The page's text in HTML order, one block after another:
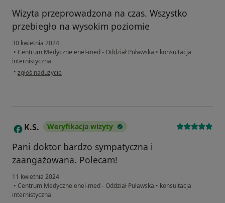
Wizyta przeprowadzona na czas. Wszystko
przebiegło na wysokim poziomie
30 kwietnia 2024
• Centrum Medyczne enel-med - Oddział Puławska • konsultacja
internistyczna
• w opinii użytkownika Mateusz
zgłoś nadużycie
K K.S. Weryfikacja wizyty
Pani doktor bardzo sympatyczna i
zaangażowana. Polecam!
11 kwietnia 2024
• Centrum Medyczne enel-med - Oddział Puławska • konsultacja
internistyczna